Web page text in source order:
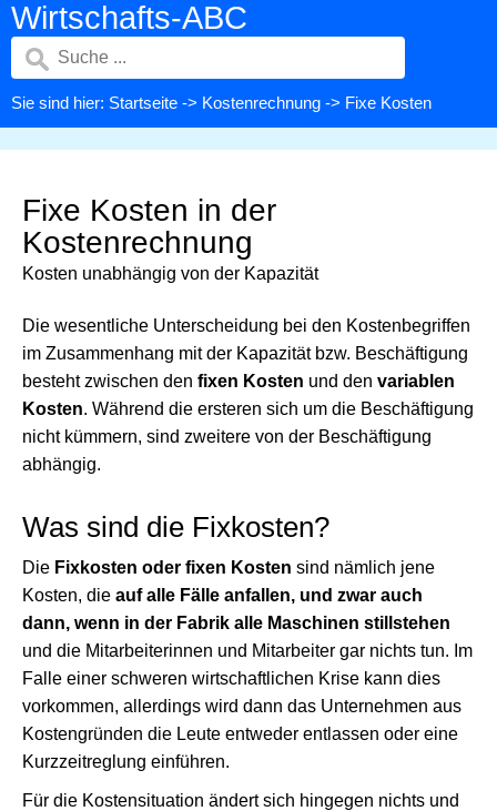
Wirtschafts-ABC
Sie sind hier: Startseite -> Kostenrechnung -> Fixe Kosten
Fixe Kosten in der
Kostenrechnung
Kosten unabhängig von der Kapazität
Die wesentliche Unterscheidung bei den Kostenbegriffen
im Zusammenhang mit der Kapazität bzw. Beschäftigung
besteht zwischen den fixen Kosten und den variablen
Kosten. Während die ersteren sich um die Beschäftigung
nicht kümmern, sind zweitere von der Beschäftigung
abhängig.
Was sind die Fixkosten?
Die Fixkosten oder fixen Kosten sind nämlich jene
Kosten, die auf alle Fälle anfallen, und zwar auch
dann, wenn in der Fabrik alle Maschinen stillstehen
und die Mitarbeiterinnen und Mitarbeiter gar nichts tun. Im
Falle einer schweren wirtschaftlichen Krise kann dies
vorkommen, allerdings wird dann das Unternehmen aus
Kostengründen die Leute entweder entlassen oder eine
Kurzzeitreglung einführen.
Für die Kostensituation ändert sich hingegen nichts und